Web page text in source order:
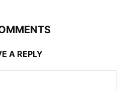
A REPLY